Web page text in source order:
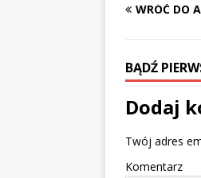
WRÓĆ DO
BĄDŹ
Dodaj
Twój adres
Komentarz